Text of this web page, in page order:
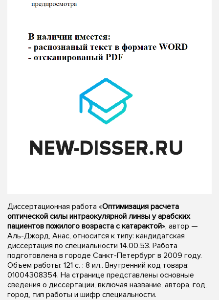
Диссертационная работа «Оптимизация расчета
оптической силы интраокулярной линзы у арабских
пациентов пожилого возраста с катарактой», автор —
Аль-Джорд, Анас, относится к типу: кандидатская
диссертация по специальности 14.00.53. Работа
подготовлена в городе Санкт-Петербург в 2009 году.
Объем работы: 121 с. : 8 ил.. Внутренний код товара:
01004308354. На странице представлены основные
сведения о диссертации, включая название, автора, год,
город, тип работы и шифр специальности.